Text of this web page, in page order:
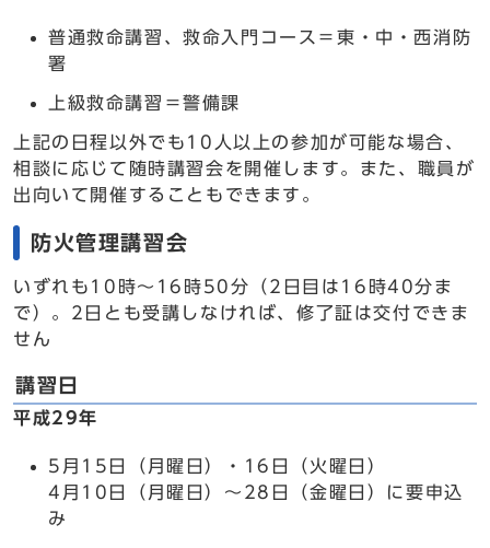
普通救命講習、救命入門コース＝東・中・西消防
署
上級救命講習＝警備課
上記の日程以外でも10人以上の参加が可能な場合、
相談に応じて随時講習会を開催します。また、職員が
出向いて開催することもできます。
防火管理講習会
いずれも10時～16時50分（2日目は16時40分ま
で）。2日とも受講しなければ、修了証は交付できま
せん
講習日
平成29年
5月15日（月曜日）・16日（火曜日）
4月10日（月曜日）～28日（金曜日）に要申込
み